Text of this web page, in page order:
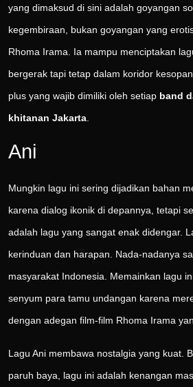
yang dimaksud di sini adalah goyangan
kegembiraan, bukan goyangan yang
Rhoma Irama. Ia mampu menciptakan
bergerak tapi tetap dalam koridor
plus yang wajib dimiliki oleh setiap band
khitanan Jakarta
Ani
Mungkin lagu ini sering dijadikan bahan
karena dialog ikonik di depannya, tetapi
adalah lagu yang sangat enak didengar.
kerinduan dan harapan. Nada-nadanya
masyarakat Indonesia. Memainkan lagu
senyum para tamu undangan karena
dengan adegan film-film Rhoma Irama
Lagu Ani membawa nostalgia yang kuat.
paruh baya, lagu ini adalah kenangan